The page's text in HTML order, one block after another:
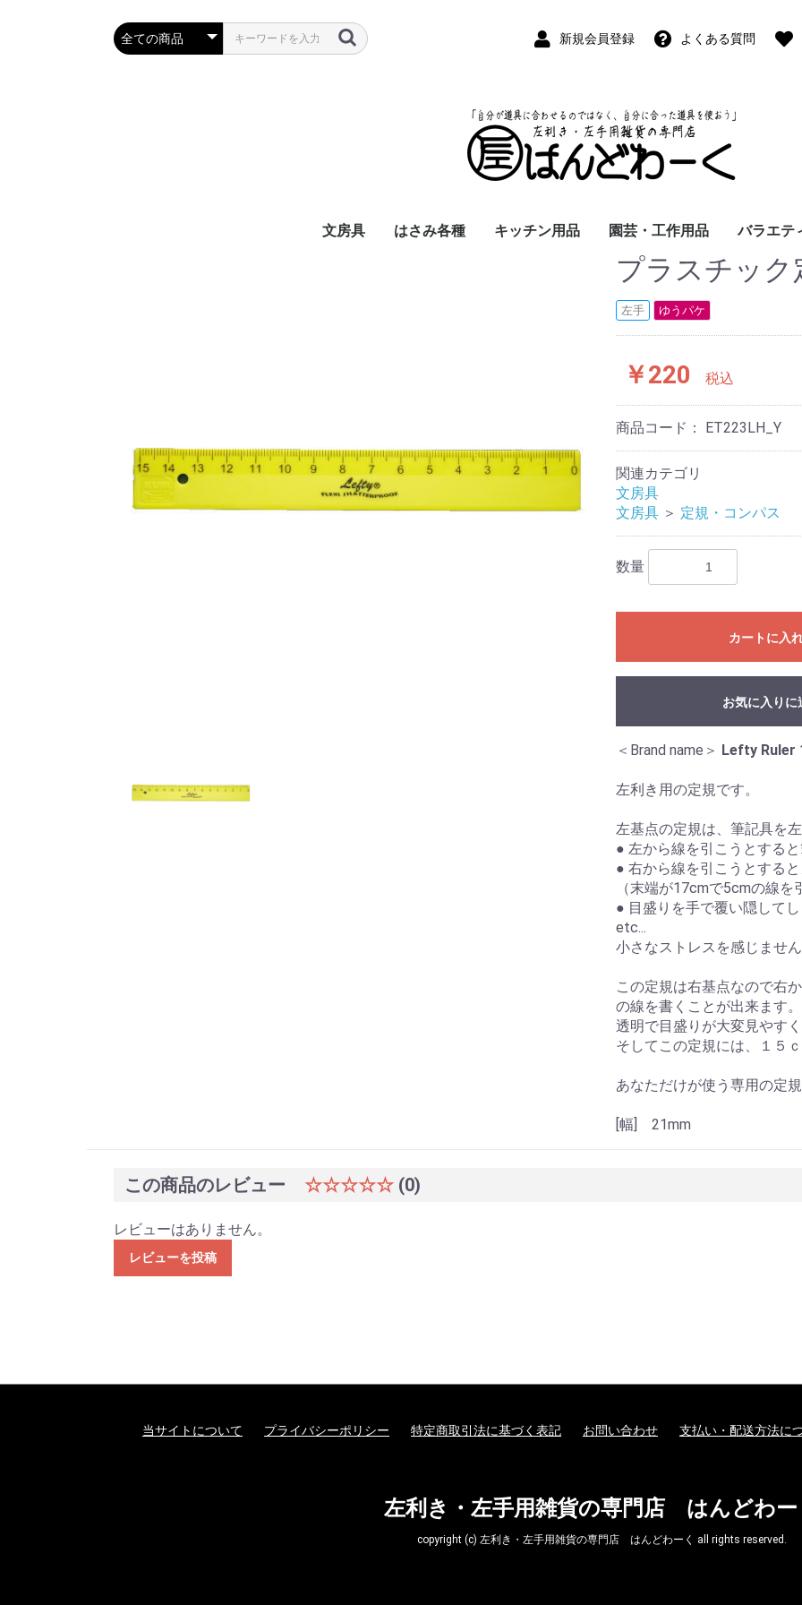
新規会員登録 よくある質問
文房具 はさみ各種 キッチン用品 園芸・工作用品
草取鎌
園芸はさみ
メジャー・曲尺
カッター
工作用具・その他
バラエテ
Wallet(
時計
デジタル
バラエテ
ファッシ
京扇子
書籍
プラスチック
左手 ゆうパケ
￥220 税込
商品コード： ET223LH_Y
関連カテゴリ
文房具
文房具 ＞ 定規・コンパス
数量
カートに入
お気に入りに
＜Brand name＞ Lefty Ruler
左利き用の定規です。
左基点の定規は、筆記具を
● 左から線を引こうとする
● 右から線を引こうとする
（末端が17cmで5cmの線
● 目盛りを手で覆い隠してし
etc...
小さなストレスを感じませ
この定規は右基点なので右
の線を書くことが出来ます。
透明で目盛りが大変見やす
そしてこの定規には、１５
あなただけが使う専用の定
[幅] 21mm
この商品のレビュー ☆☆☆☆☆ (0)
レビューはありません。
レビューを投稿
当サイトについて プライバシーポリシー 特定商取引法に基づく表記 お問い合わせ 支払い・配送方法に
左利き・左手用雑貨の専門店 はんどわー
copyright (c) 左利き・左手用雑貨の専門店 はんどわーく all rights reserved.